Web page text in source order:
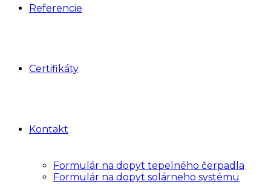
Referencie
Certifikáty
Kontakt
Formulár na dopyt tepelného čerpadla
Formulár na dopyt solárneho systému